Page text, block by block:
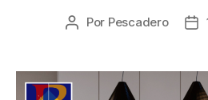
Por Pescadero